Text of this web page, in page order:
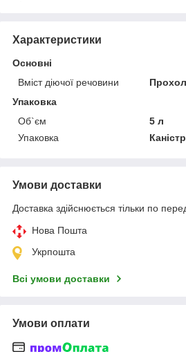
Характеристики
Основні
Вміст діючої речовини
Упаковка
Об`єм
5 л
Упаковка
Умови доставки
Доставка здійснюється тільки по
Нова Пошта
Укрпошта
Всі умови доставки
Умови оплати